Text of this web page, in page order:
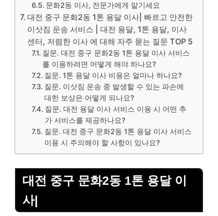
문화2동 이사, 전문가에게 맡기세요
대전 중구 문화2동 1톤 용달 이사| 빠르고 안전한
이삿짐 운송 서비스 | 대전 용달, 1톤 용달, 이사
센터, 저렴한 이사 에 대해 자주 묻는 질문 TOP 5
질문. 대전 중구 문화2동 1톤 용달 이사 서비스
를 이용하려면 어떻게 해야 하나요?
질문. 1톤 용달 이사 비용은 얼마나 하나요?
질문. 이삿짐 운송 중 발생할 수 있는 파손에
대한 보상은 어떻게 되나요?
질문. 대전 용달 이사 서비스 이용 시 어떤 추
가 서비스를 제공하나요?
질문. 대전 중구 문화2동 1톤 용달 이사 서비스
이용 시 주의해야 할 사항이 있나요?
대전 중구 문화2동 1톤 용달 이
사|